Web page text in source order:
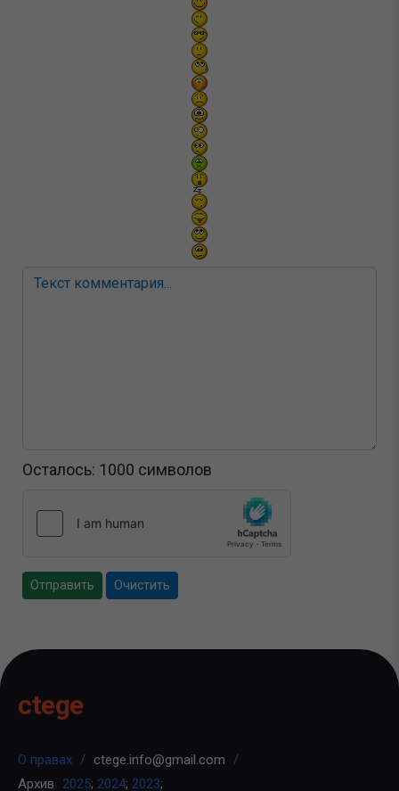
Осталось: 1000 символов
Отправить Очистить
ctege
О правах / ctege.info@gmail.com
/
Архив
2025; 2024; 2023;